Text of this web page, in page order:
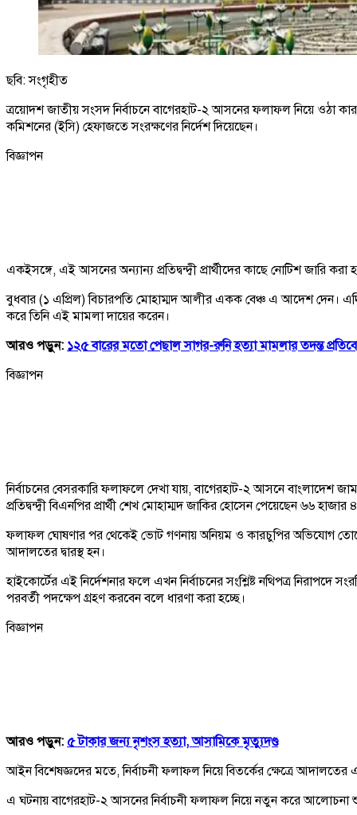
ছবি: সংগৃহীত
ত্রয়োদশ জাতীয় সংসদ নির্বাচনে বাগেরহাট-২ আসনের ফলাফল নিয়ে ওঠা
কমিশনের (ইসি) হেফাজতে সংরক্ষণের নির্দেশ দিয়েছেন।
বিজ্ঞাপন
একইসঙ্গে, এই আসনের অন্যান্য প্রতিদ্বন্দ্বী প্রার্থীদের কাছে নোটিশ জারি
বুধবার (১ এপ্রিল) বিচারপতি মোহাম্মদ আলীর একক বেঞ্চ এ আদেশ দেন।
করে তিনি এই মামলা দায়ের করেন।
আরও পড়ুন: ১২৫ বারের মতো পেছাল সাগর-রুনি হত্যা মামলার তদন্ত
বিজ্ঞাপন
নির্বাচনের বেসরকারি ফলাফলে দেখা যায়, বাগেরহাট-২ আসনে
প্রতিদ্বন্দ্বী বিএনপির প্রার্থী শেখ মোহাম্মদ জাকির হোসেন পেয়েছেন ৬৬
ফলাফল ঘোষণার পর থেকেই ভোট গণনায় অনিয়ম ও কারচুপির অভিযোগ
আদালতের দ্বারস্থ হন।
হাইকোর্টের এই নির্দেশনার ফলে এখন নির্বাচনের সংশ্লিষ্ট নথিপত্র নিরাপদে
পরবর্তী পদক্ষেপ গ্রহণ করবেন বলে ধারণা করা হচ্ছে।
বিজ্ঞাপন
আরও পড়ুন: ৫ টাকার জন্য নৃশংস হত্যা, আসামিকে মৃত্যুদণ্ড
আইন বিশেষজ্ঞদের মতে, নির্বাচনী ফলাফল নিয়ে বিতর্কের ক্ষেত্রে আদালতের
এ ঘটনায় বাগেরহাট-২ আসনের নির্বাচনী ফলাফল নিয়ে নতুন করে আলোচনা